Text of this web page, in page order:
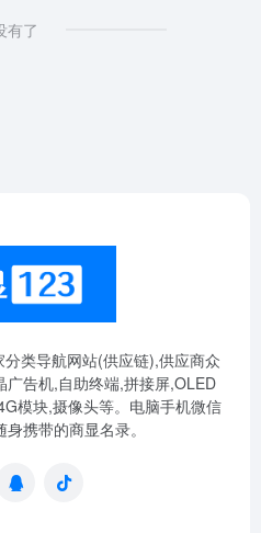
有了
类导航网站(供应链),供应商众
广告机,自助终端,拼接屏,OLED
模块,摄像头等。电脑手机微信
携带的商显名录。